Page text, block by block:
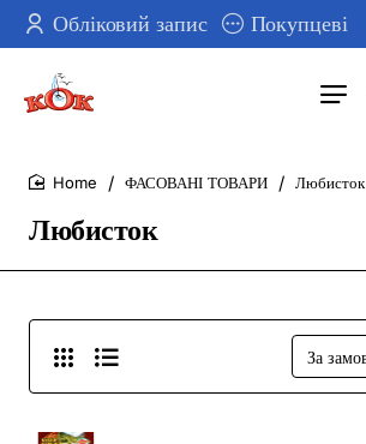
Обліковий запис Покупцеві
Любисток
ФАСОВАНІ ТОВАРИ Любисток